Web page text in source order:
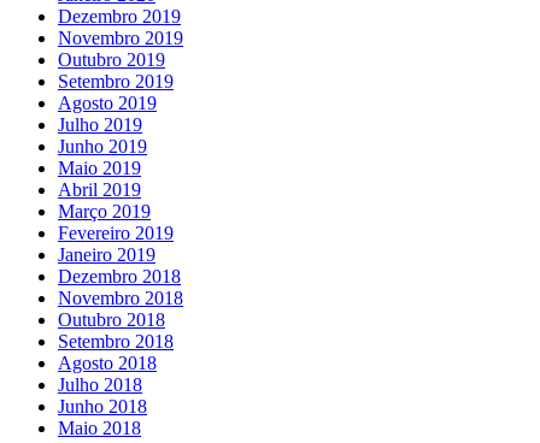
Dezembro 2019
Novembro 2019
Outubro 2019
Setembro 2019
Agosto 2019
Julho 2019
Junho 2019
Maio 2019
Abril 2019
Março 2019
Fevereiro 2019
Janeiro 2019
Dezembro 2018
Novembro 2018
Outubro 2018
Setembro 2018
Agosto 2018
Julho 2018
Junho 2018
Maio 2018